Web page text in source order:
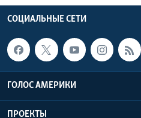
СОЦИАЛЬНЫЕ СЕТИ
ГОЛОС АМЕРИКИ
ПРОЕКТЫ